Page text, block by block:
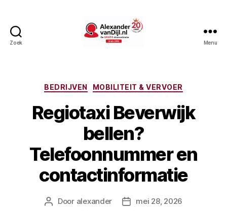
Zoek Menu
Categorieën
BEDRIJVEN MOBILITEIT & VERVOER
Regiotaxi Beverwijk
bellen?
Telefoonnummer en
contactinformatie
Berichtauteur
Door alexander Berichtdatum
mei 28, 2026